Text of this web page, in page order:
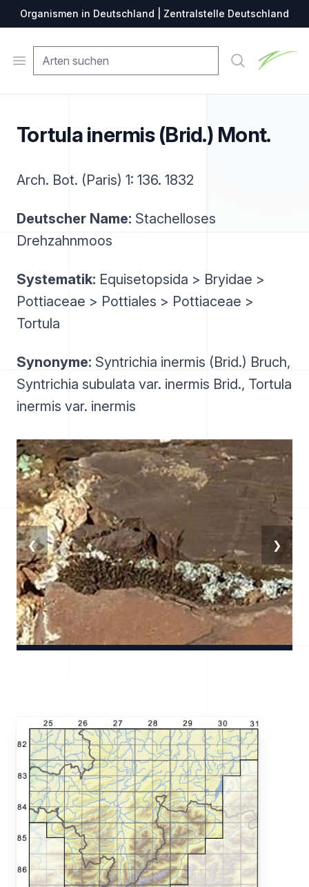
Organismen in Deutschland | Zentralstelle Deutschland
Open menu Suche
Tortula inermis (Brid.) Mont.
Arch. Bot. (Paris) 1: 136. 1832
Deutscher Name: Stachelloses
Drehzahnmoos
Systematik: Equisetopsida > Bryidae >
Pottiaceae > Pottiales > Pottiaceae >
Tortula
Synonyme: Syntrichia inermis (Brid.) Bruch,
Syntrichia subulata var. inermis Brid., Tortula
inermis var. inermis
❮ ❯